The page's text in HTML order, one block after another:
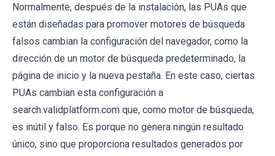
Normalmente, después de la instalación, las PUAs que
están diseñadas para promover motores de búsqueda
falsos cambian la configuración del navegador, como la
dirección de un motor de búsqueda predeterminado, la
página de inicio y la nueva pestaña. En este caso, ciertas
PUAs cambian esta configuración a
search.validplatform.com que, como motor de búsqueda,
es inútil y falso. Es porque no genera ningún resultado
único, sino que proporciona resultados generados por